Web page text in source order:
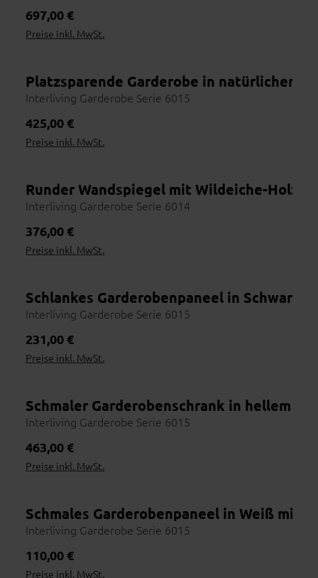
Regulärer Preis:
697,00 €
Preise inkl. MwSt.
Platzsparende Garderobe in natürlicher
Interliving Garderobe Serie 6015
Regulärer Preis:
425,00 €
Preise inkl. MwSt.
Runder Wandspiegel mit Wildeiche-
Interliving Garderobe Serie 6014
Regulärer Preis:
376,00 €
Preise inkl. MwSt.
Schlankes Garderobenpaneel in Schwarz
Interliving Garderobe Serie 6015
Regulärer Preis:
231,00 €
Preise inkl. MwSt.
Schmaler Garderobenschrank in hellem
Interliving Garderobe Serie 6015
Regulärer Preis:
463,00 €
Preise inkl. MwSt.
Schmales Garderobenpaneel in Weiß mit
Interliving Garderobe Serie 6015
Regulärer Preis:
110,00 €
Preise inkl. MwSt.